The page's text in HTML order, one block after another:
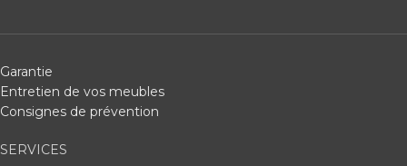
Garantie
Entretien de vos meubles
Consignes de prévention
SERVICES